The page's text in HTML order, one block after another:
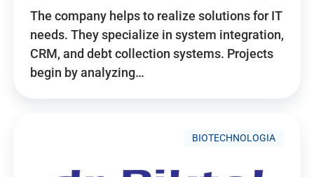
The company helps to realize solutions for IT
needs. They specialize in system integration,
CRM, and debt collection systems. Projects
begin by analyzing…
BIOTECHNOLOGIA